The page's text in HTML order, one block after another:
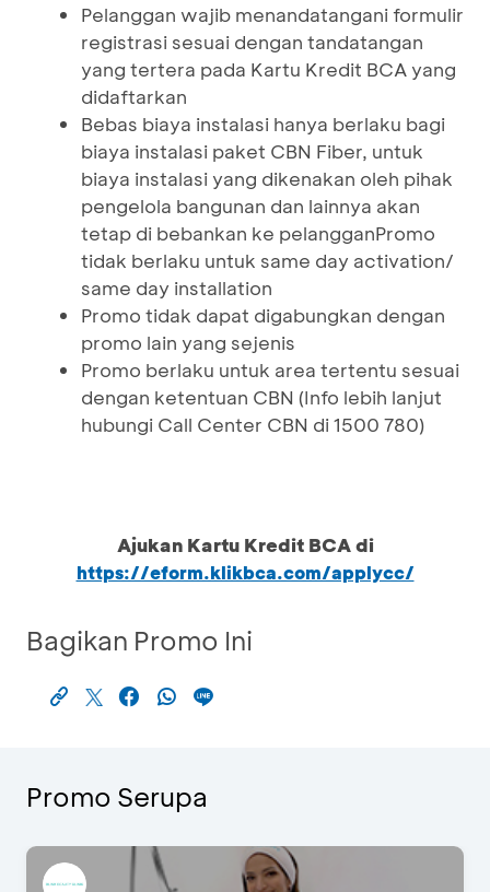
Pelanggan wajib menandatangani formulir
registrasi sesuai dengan tandatangan
yang tertera pada Kartu Kredit BCA yang
didaftarkan
Bebas biaya instalasi hanya berlaku bagi
biaya instalasi paket CBN Fiber, untuk
biaya instalasi yang dikenakan oleh pihak
pengelola bangunan dan lainnya akan
tetap di bebankan ke pelangganPromo
tidak berlaku untuk same day activation/
same day installation
Promo tidak dapat digabungkan dengan
promo lain yang sejenis
Promo berlaku untuk area tertentu sesuai
dengan ketentuan CBN (Info lebih lanjut
hubungi Call Center CBN di 1500 780)
Ajukan Kartu Kredit BCA di
https://eform.klikbca.com/applycc/
Bagikan Promo Ini
Promo Serupa